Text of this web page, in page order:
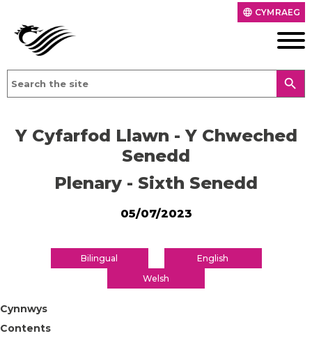
language CYMRAEG
search
Y Cyfarfod Llawn - Y Chweched
Senedd
Plenary - Sixth Senedd
05/07/2023
Bilingual
English
Welsh
Cynnwys
Contents